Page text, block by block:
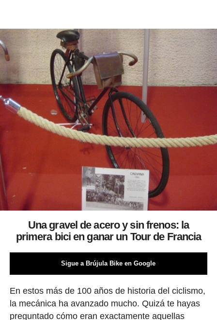
Una gravel de acero y sin frenos: la
primera bici en ganar un Tour de Francia
Sigue a Brújula Bike en Google
En estos más de 100 años de historia del ciclismo,
la mecánica ha avanzado mucho. Quizá te hayas
preguntado cómo eran exactamente aquellas